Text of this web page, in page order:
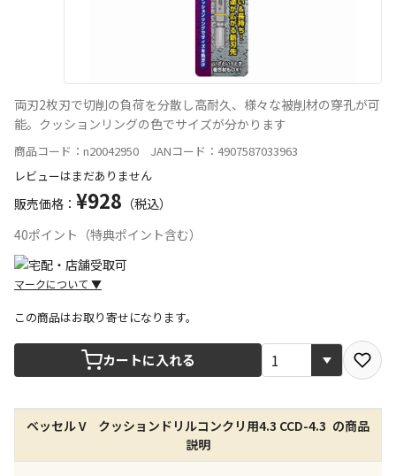
両刃2枚刃で切削の負荷を分散し高耐久、様々な被削材の穿孔が可
能。クッションリングの色でサイズが分かります
商品コード：n20042950 JANコード：4907587033963
レビューはまだありません
販売価格： ¥928 （税込）
40ポイント（特典ポイント含む）
マークについて ▼
宅配や店舗受取を選択できる商品です
店舗のみで受取できる商品です（宅配便でのお届けが
できません）
※同時購入の商品は、全て同じ店舗での受取となりま
す
この商品はお取り寄せになります。
カートに入れる
ベッセル V クッションドリルコンクリ用4.3 CCD-4.3 の商品
説明